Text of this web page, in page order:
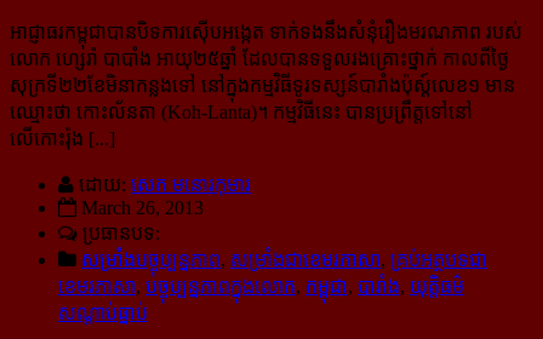
អាជ្ញាធរកម្ពុជាបានបិទការស៊ើបអង្កេត ទាក់ទងនឹងសំនុំរឿងមរណភាព របស់
លោក ហ្សេរ៉ា បាបាំង អាយុ២៥ឆ្នាំ ដែល​បាន​ទទួលរងគ្រោះថ្នាក់ កាលពីថ្ងៃ
សុក្រទី២២ខែមិនាកន្លងទៅ នៅក្នុងកម្មវិធីទូរទស្សន៍បារាំងប៉ុស្ដ៍លេខ១ មាន
ឈ្មោះថា កោះល័នតា (Koh-Lanta)។ កម្មវិធីនេះ បានប្រព្រឹត្តទៅនៅ
លើកោះរ៉ុង [...]
ដោយ: សេក មនោរកុមារ
March 26, 2013
ប្រធានបទ:
សម្រាំងបច្ចុប្បន្នភាព, សម្រាំងជាខេមរភាសា, គ្រប់អត្ថបទជា
ខេមរភាសា, បច្ចុប្បន្នភាពក្នុងលោក, កម្ពុជា, បារាំង, យុត្តិធម៌
សណ្ដាប់ធ្នាប់